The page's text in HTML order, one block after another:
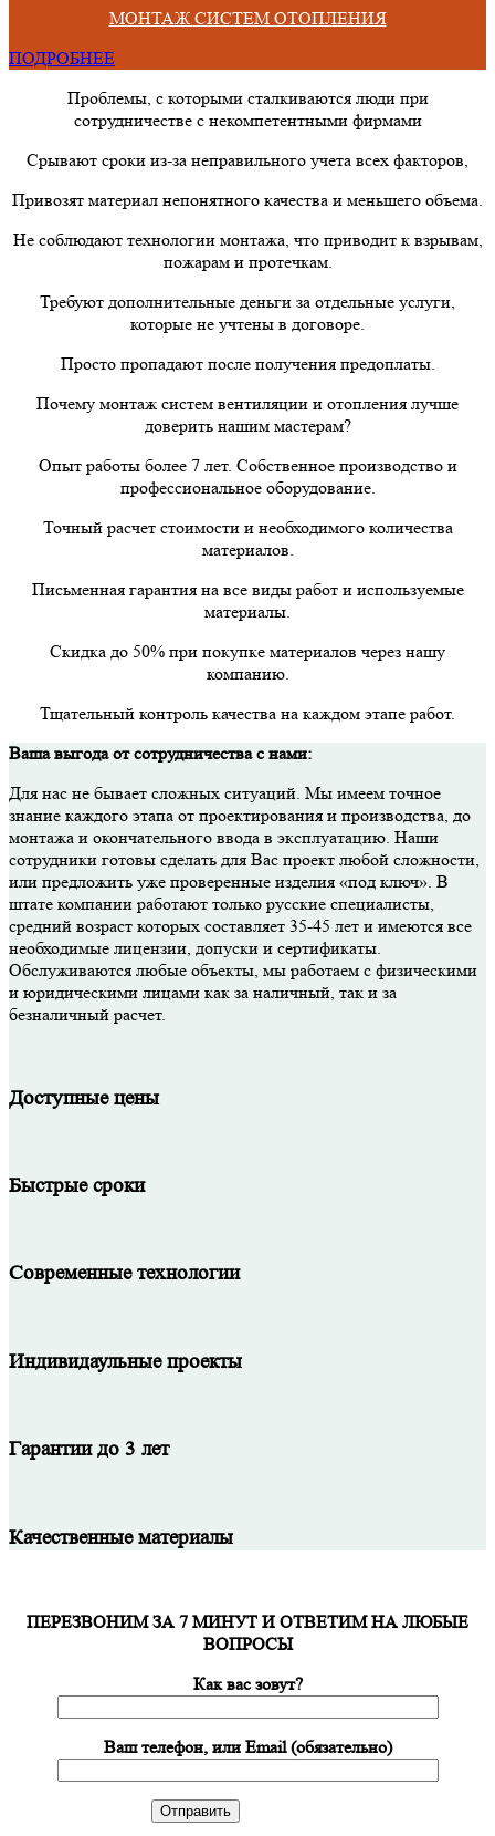
МОНТАЖ СИСТЕМ ОТОПЛЕНИЯ
ПОДРОБНЕЕ
Проблемы, с которыми сталкиваются люди при
сотрудничестве с некомпетентными фирмами
Срывают сроки из-за неправильного учета всех факторов,
Привозят материал непонятного качества и меньшего объема.
Не соблюдают технологии монтажа, что приводит к взрывам,
пожарам и протечкам.
Требуют дополнительные деньги за отдельные услуги,
которые не учтены в договоре.
Просто пропадают после получения предоплаты.
Почему монтаж систем вентиляции и отопления лучше
доверить нашим мастерам?
Опыт работы более 7 лет. Собственное производство и
профессиональное оборудование.
Точный расчет стоимости и необходимого количества
материалов.
Письменная гарантия на все виды работ и используемые
материалы.
Скидка до 50% при покупке материалов через нашу
компанию.
Тщательный контроль качества на каждом этапе работ.
Ваша выгода от сотрудничества с нами:
Для нас не бывает сложных ситуаций. Мы имеем точное
знание каждого этапа от проектирования и производства, до
монтажа и окончательного ввода в эксплуатацию. Наши
сотрудники готовы сделать для Вас проект любой сложности,
или предложить уже проверенные изделия «под ключ». В
штате компании работают только русские специалисты,
средний возраст которых составляет 35-45 лет и имеются все
необходимые лицензии, допуски и сертификаты.
Обслуживаются любые объекты, мы работаем с физическими
и юридическими лицами как за наличный, так и за
безналичный расчет.
Доступные цены
Быстрые сроки
Современные технологии
Индивидаульные проекты
Гарантии до 3 лет
Качественные материалы
ПЕРЕЗВОНИМ ЗА 7 МИНУТ И ОТВЕТИМ НА ЛЮБЫЕ
ВОПРОСЫ
Как вас зовут?
Ваш телефон, или Email (обязательно)